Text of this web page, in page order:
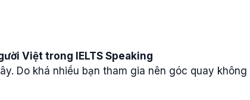
Việt trong IELTS Speaking
Do khá nhiều bạn tham gia nên góc quay không